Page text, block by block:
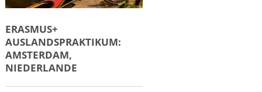
ERASMUS+
AUSLANDSPRAKTIKUM:
AMSTERDAM,
NIEDERLANDE